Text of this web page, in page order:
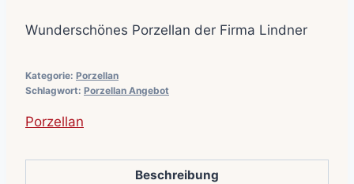
Wunderschönes Porzellan der Firma Lindner
Kategorie: Porzellan
Schlagwort: Porzellan Angebot
Porzellan
Beschreibung